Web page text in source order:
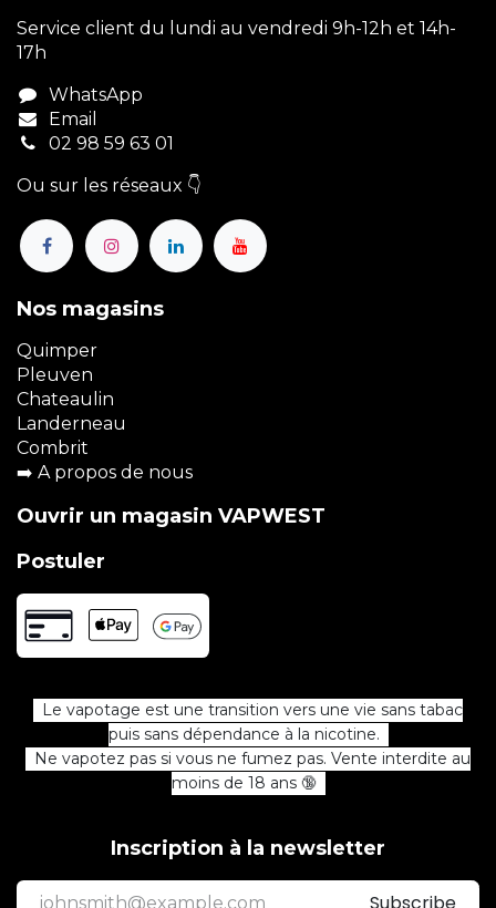
Service client du lundi au vendredi 9h-12h et 14h-
17h
WhatsApp
Email
02 98 59 63 01
Ou sur les réseaux 👇
Nos magasins
Quimper
Pleuven
Chateaulin
Landerneau
Combrit
➡️ A propos de nous
Ouvrir un magasin VAPWEST
Postuler
Le vapotage est une transition vers une vie sans tabac
puis sans dépendance à la nicotine.
Ne vapotez pas si vous ne fumez pas. Vente interdite au
moins de 18 ans 🔞
Inscription à la newsletter